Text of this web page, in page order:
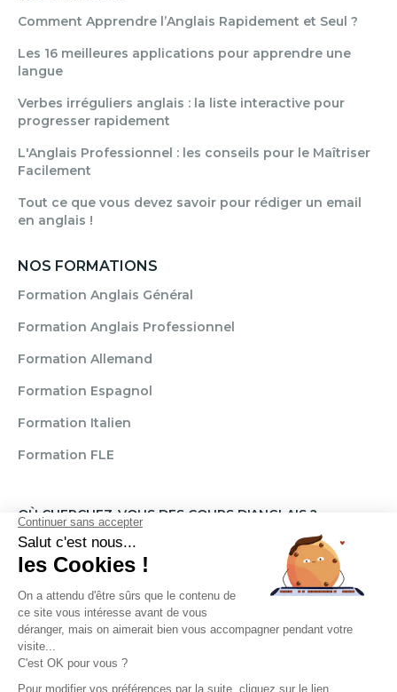
Comment Apprendre l’Anglais Rapidement et Seul ?
Les 16 meilleures applications pour apprendre une
langue
Verbes irréguliers anglais : la liste interactive pour
progresser rapidement
L'Anglais Professionnel : les conseils pour le Maîtriser
Facilement
Tout ce que vous devez savoir pour rédiger un email
en anglais !
NOS FORMATIONS
Formation Anglais Général
Formation Anglais Professionnel
Formation Allemand
Formation Espagnol
Formation Italien
Formation FLE
OÙ CHERCHEZ-VOUS DES COURS D'ANGLAIS ?
ParisMarseilleLille Grenoble
Angers
NarbonneRouenAix-en-Provence Montpellier
Lyon
ToulouseNiceRennesNantesBrignais
Brest